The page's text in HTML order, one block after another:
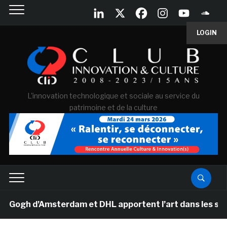
LOGIN
L'innovation technologique et sociale au service du
patrimoine et de la culture
d’Amsterdam et DHL apportent l’art dans les